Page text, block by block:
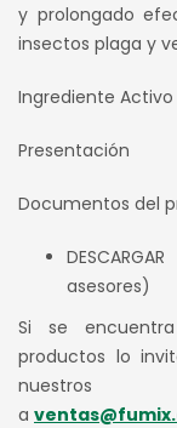
y prolongado
insectos plaga y
Ingrediente
Documentos del
asesores)
Si se
productos lo
nuestros
a